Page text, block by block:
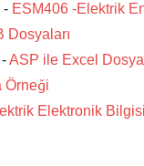
- ESM406 -Elektrik
Dosyaları
ASP ile Excel
Örneği
Elektronik